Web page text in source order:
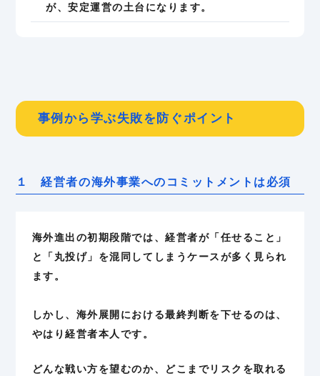
が、安定運営の土台になります。
事例から学ぶ失敗を防ぐポイント
１ 経営者の海外事業へのコミットメントは必須
海外進出の初期段階では、経営者が「任せること」
と「丸投げ」を混同してしまうケースが多く見られ
ます。
しかし、海外展開における最終判断を下せるのは、
やはり経営者本人です。
どんな戦い方を望むのか、どこまでリスクを取れる